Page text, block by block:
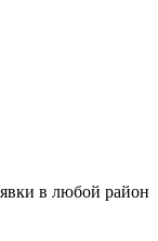
в любой район